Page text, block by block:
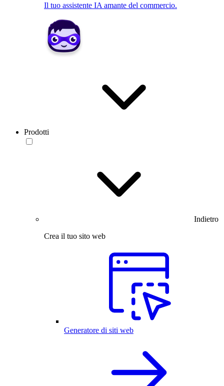
Il tuo assistente IA amante del commercio.
Prodotti
Indietro
Crea il tuo sito web
Generatore di siti web